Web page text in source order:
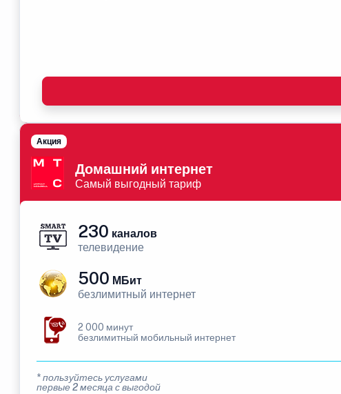
Домашний интернет
Самый выгодный тариф
Акция
230 каналов
телевидение
500 МБит
безлимитный интернет
2 000 минут
безлимитный мобильный интернет
* пользуйтесь услугами
первые 2 месяца с выгодой